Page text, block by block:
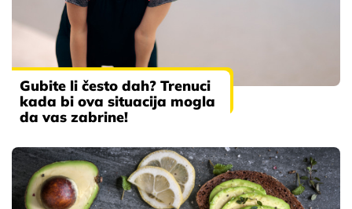
Gubite li često dah? Trenuci
kada bi ova situacija mogla
da vas zabrine!